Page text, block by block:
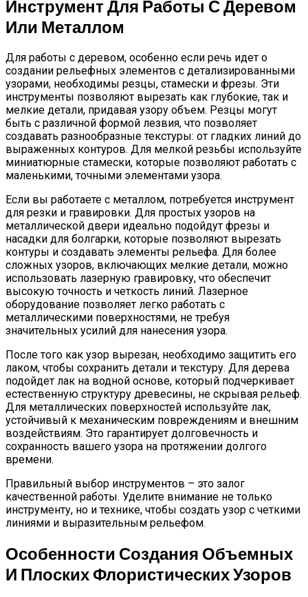
Инструмент Для Работы С Деревом
Или Металлом
Для работы с деревом, особенно если речь идет о
создании рельефных элементов с детализированными
узорами, необходимы резцы, стамески и фрезы. Эти
инструменты позволяют вырезать как глубокие, так и
мелкие детали, придавая узору объем. Резцы могут
быть с различной формой лезвия, что позволяет
создавать разнообразные текстуры: от гладких линий до
выраженных контуров. Для мелкой резьбы используйте
миниатюрные стамески, которые позволяют работать с
маленькими, точными элементами узора.
Если вы работаете с металлом, потребуется инструмент
для резки и гравировки. Для простых узоров на
металлической двери идеально подойдут фрезы и
насадки для болгарки, которые позволяют вырезать
контуры и создавать элементы рельефа. Для более
сложных узоров, включающих мелкие детали, можно
использовать лазерную гравировку, что обеспечит
высокую точность и четкость линий. Лазерное
оборудование позволяет легко работать с
металлическими поверхностями, не требуя
значительных усилий для нанесения узора.
После того как узор вырезан, необходимо защитить его
лаком, чтобы сохранить детали и текстуру. Для дерева
подойдет лак на водной основе, который подчеркивает
естественную структуру древесины, не скрывая рельеф.
Для металлических поверхностей используйте лак,
устойчивый к механическим повреждениям и внешним
воздействиям. Это гарантирует долговечность и
сохранность вашего узора на протяжении долгого
времени.
Правильный выбор инструментов – это залог
качественной работы. Уделите внимание не только
инструменту, но и технике, чтобы создать узор с четкими
линиями и выразительным рельефом.
Особенности Создания Объемных
И Плоских Флористических Узоров